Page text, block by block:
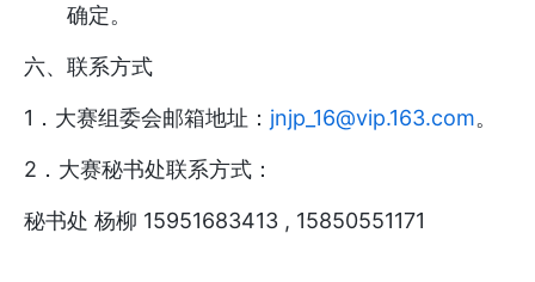
确定。
六、联系方式
1．大赛组委会邮箱地址： jnjp_16@vip.163.com。
2．大赛秘书处联系方式：
秘书处 杨柳 15951683413 , 15850551171